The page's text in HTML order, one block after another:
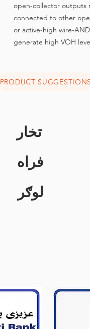
open-collector outputs
connected to other
or active-high wire-
generate high VOH
PRODUCT SUGGESTIONS
تخار
فراه
لوګر